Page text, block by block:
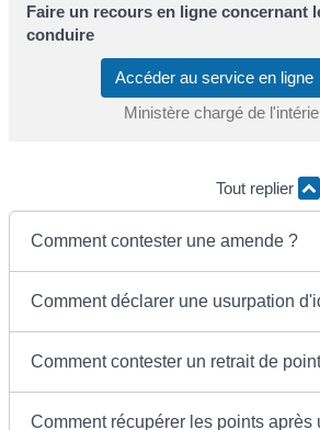
Faire un recours en ligne concernant
conduire
Accéder au service en ligne
Ministère chargé de
Tout replier
Comment contester une amende ?
Comment déclarer une usurpation
Comment contester un retrait de
Comment récupérer les points après